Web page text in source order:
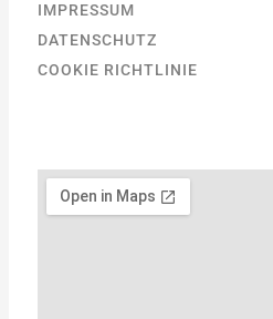
IMPRESSUM
DATENSCHUTZ
COOKIE RICHTLINIE